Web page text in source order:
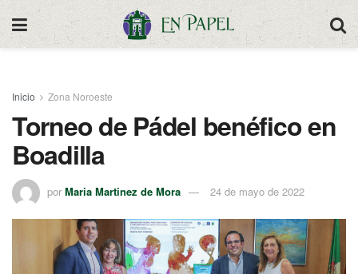
Inicio Zona Noroeste
Torneo de Pádel benéfico en
Boadilla
por Maria Martinez de Mora 24 de mayo de 2022